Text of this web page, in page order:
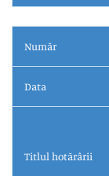
Număr
Data
Titlul hotărârii